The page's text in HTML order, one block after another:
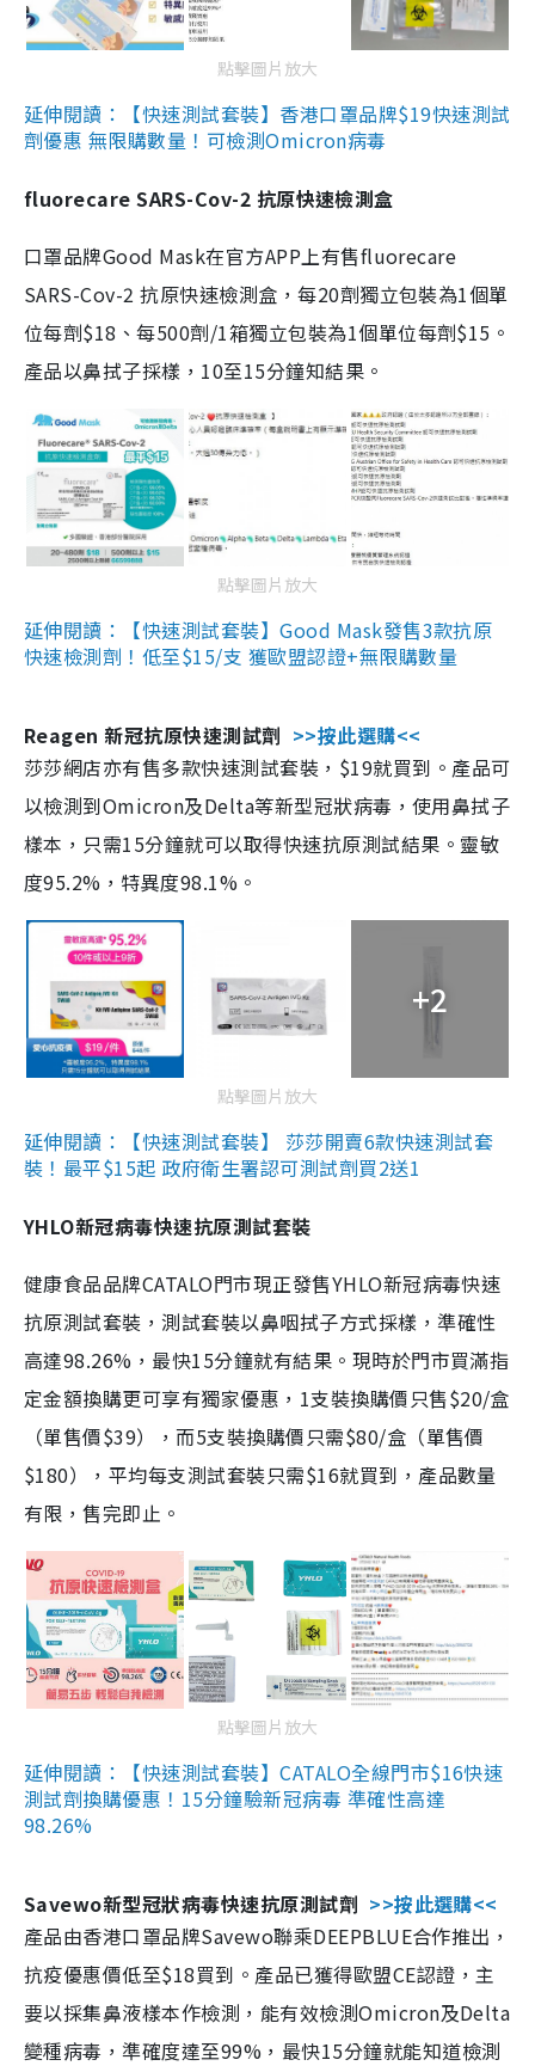
點擊圖片放大
延伸閱讀：【快速測試套裝】香港口罩品牌$19快速測試
劑優惠 無限購數量！可檢測Omicron病毒
fluorecare SARS-Cov-2 抗原快速檢測盒
口罩品牌Good Mask在官方APP上有售fluorecare
SARS-Cov-2 抗原快速檢測盒，每20劑獨立包裝為1個單
位每劑$18、每500劑/1箱獨立包裝為1個單位每劑$15。
產品以鼻拭子採樣，10至15分鐘知結果。
點擊圖片放大
延伸閱讀：【快速測試套裝】Good Mask發售3款抗原
快速檢測劑！低至$15/支 獲歐盟認證+無限購數量
Reagen 新冠抗原快速測試劑 >>按此選購<<
莎莎網店亦有售多款快速測試套裝，$19就買到。產品可
以檢測到Omicron及Delta等新型冠狀病毒，使用鼻拭子
樣本，只需15分鐘就可以取得快速抗原測試結果。靈敏
度95.2%，特異度98.1%。
+2
點擊圖片放大
延伸閱讀：【快速測試套裝】 莎莎開賣6款快速測試套
裝！最平$15起 政府衛生署認可測試劑買2送1
YHLO新冠病毒快速抗原測試套裝
健康食品品牌CATALO門市現正發售YHLO新冠病毒快速
抗原測試套裝，測試套裝以鼻咽拭子方式採樣，準確性
高達98.26%，最快15分鐘就有結果。現時於門市買滿指
定金額換購更可享有獨家優惠，1支裝換購價只售$20/盒
（單售價$39），而5支裝換購價只需$80/盒（單售價
$180），平均每支測試套裝只需$16就買到，產品數量
有限，售完即止。
點擊圖片放大
延伸閱讀：【快速測試套裝】CATALO全線門市$16快速
測試劑換購優惠！15分鐘驗新冠病毒 準確性高達
98.26%
Savewo新型冠狀病毒快速抗原測試劑 >>按此選購<<
產品由香港口罩品牌Savewo聯乘DEEPBLUE合作推出，
抗疫優惠價低至$18買到。產品已獲得歐盟CE認證，主
要以採集鼻液樣本作檢測，能有效檢測Omicron及Delta
變種病毒，準確度達至99%，最快15分鐘就能知道檢測